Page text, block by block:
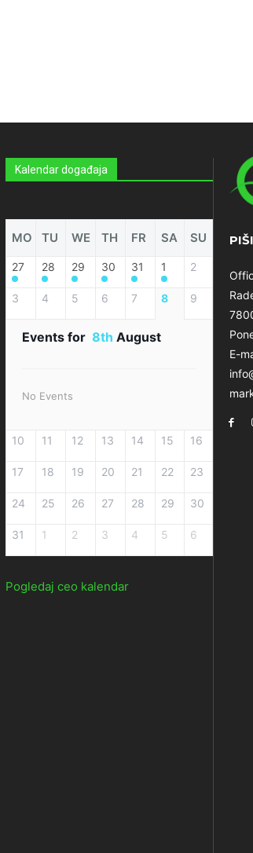
Kalendar događaja
MO TU WE TH FR SA SU
27 28 29 30 31 1 2
3 4 5 6 7 8 9
Events for 8th August
No Events
10 11 12 13 14 15 16
17 18 19 20 21 22 23
24 25 26 27 28 29 30
31 1 2 3 4 5 6
Pogledaj ceo kalendar
E-